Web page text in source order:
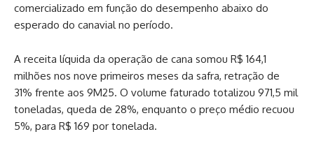
comercializado em função do desempenho abaixo do
esperado do canavial no período.
A receita líquida da operação de cana somou R$ 164,1
milhões nos nove primeiros meses da safra, retração de
31% frente aos 9M25. O volume faturado totalizou 971,5 mil
toneladas, queda de 28%, enquanto o preço médio recuou
5%, para R$ 169 por tonelada.